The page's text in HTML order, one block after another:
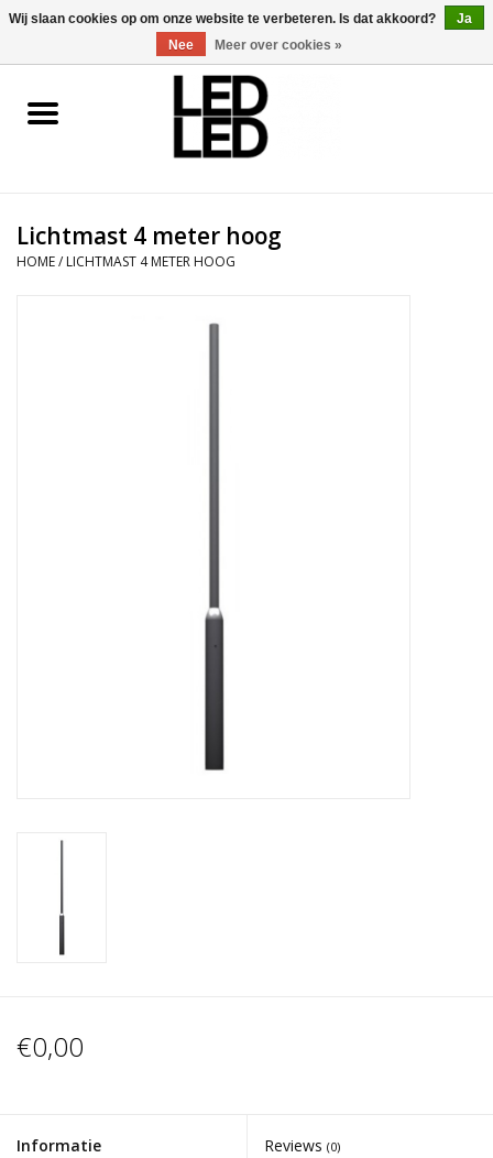
0 Artikelen - €0,00
Home
LED Accessoires
Lichtmast 4 meter hoog
HOME/ LICHTMAST 4 METER HOOG
€0,00
Informatie Reviews (0)
Wij slaan cookies op om onze website te verbeteren. Is dat akkoord?
Ja
Nee
Meer over cookies »